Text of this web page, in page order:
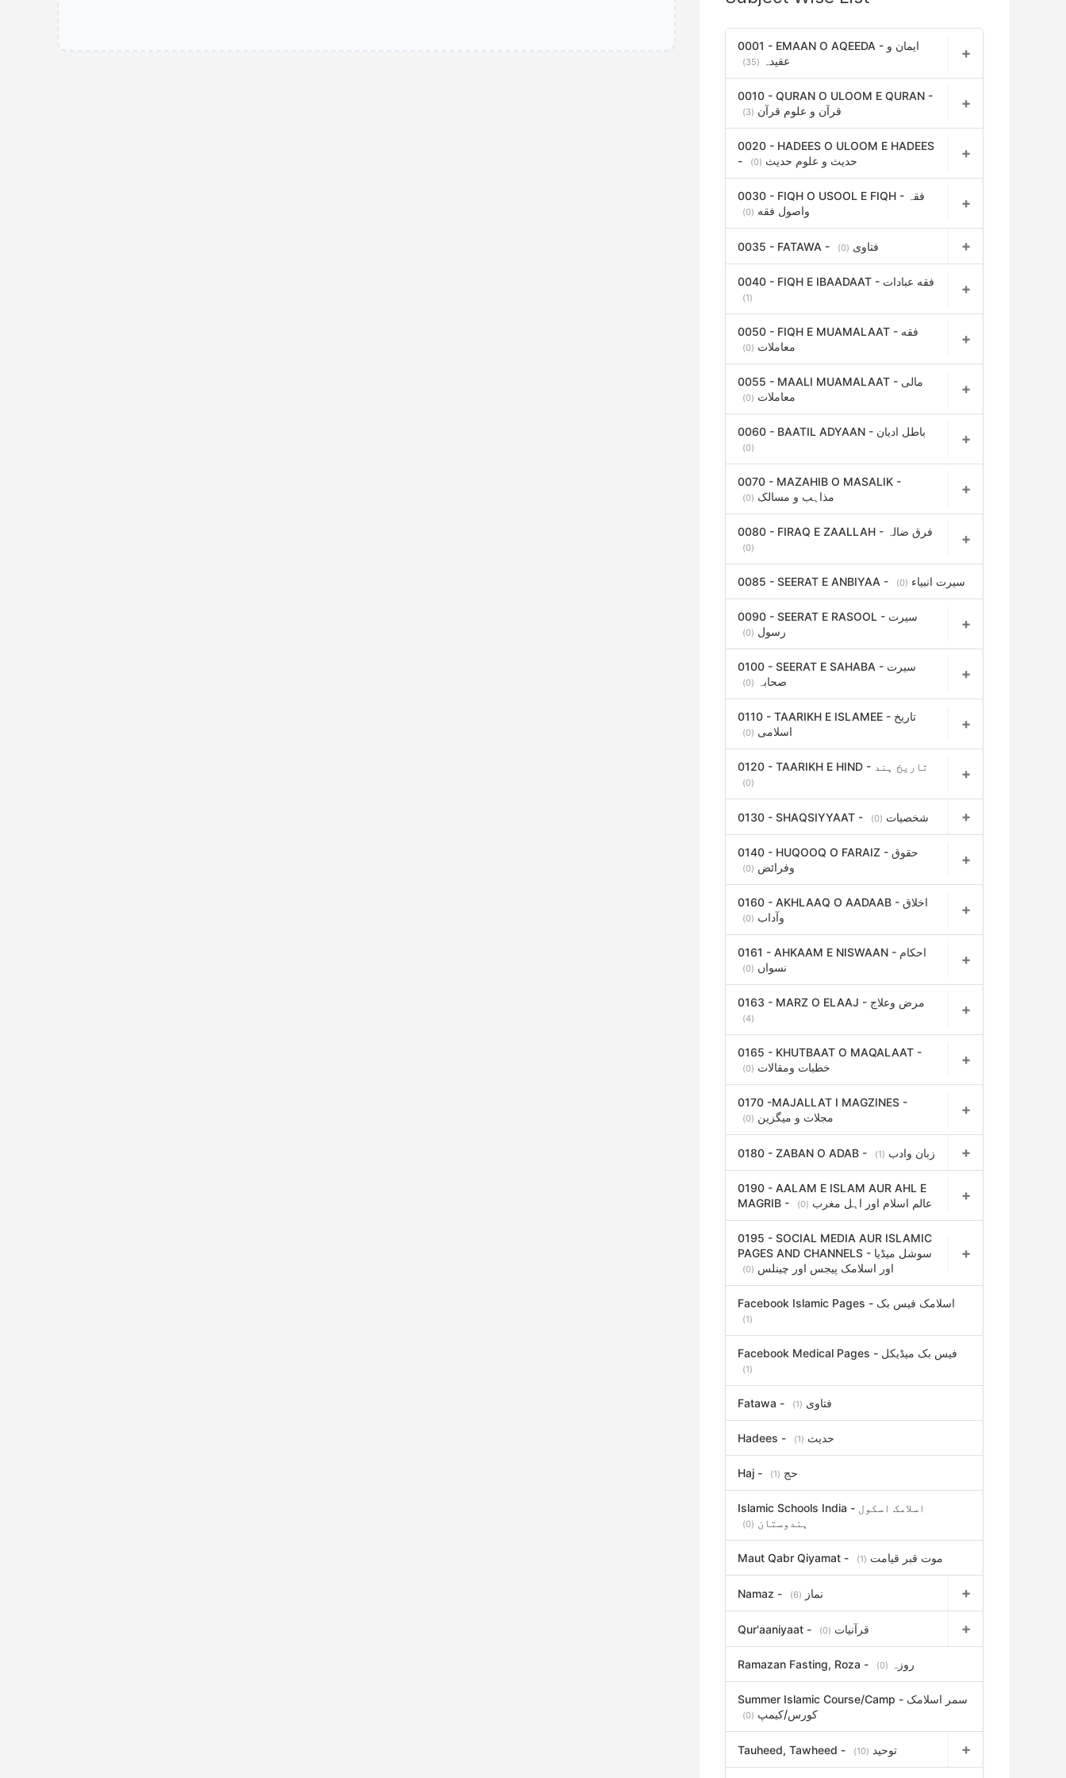
0001 - EMAAN O AQEEDA - ایمان و
عقیدہ
(35)
0010 - QURAN O ULOOM E QURAN -
قرآن و علوم قرآن (3)
0020 - HADEES O ULOOM E HADEES
- حدیث و علوم حدیث (0)
0030 - FIQH O USOOL E FIQH - فقہ
واصول فقه (0)
0035 - FATAWA - فتاوی (0)
0040 - FIQH E IBAADAAT - فقه عبادات
(1)
0050 - FIQH E MUAMALAAT - فقه
معاملات (0)
0055 - MAALI MUAMALAAT - مالی
معاملات (0)
0060 - BAATIL ADYAAN - باطل ادیان
(0)
0070 - MAZAHIB O MASALIK -
مذاہب و مسالک (0)
0080 - FIRAQ E ZAALLAH - فرق ضالہ
(0)
0085 - SEERAT E ANBIYAA - سیرت انبیاء (0)
0090 - SEERAT E RASOOL - سیرت
رسول (0)
0100 - SEERAT E SAHABA - سیرت
صحابہ
(0)
0110 - TAARIKH E ISLAMEE - تاریخ
اسلامی (0)
0120 - TAARIKH E HIND - تاریخ ہند
(0)
0130 - SHAQSIYYAAT - شخصیات (0)
0140 - HUQOOQ O FARAIZ - حقوق
وفرائض (0)
0160 - AKHLAAQ O AADAAB - اخلاق
وآداب (0)
0161 - AHKAAM E NISWAAN - احکام
نسواں (0)
0163 - MARZ O ELAAJ - مرض وعلاج
(4)
0165 - KHUTBAAT O MAQALAAT -
خطبات ومقالات (0)
0170 -MAJALLAT I MAGZINES -
مجلات و میگزین (0)
0180 - ZABAN O ADAB - زبان وادب (1)
0190 - AALAM E ISLAM AUR AHL E
MAGRIB - عالم اسلام اور اہل مغرب (0)
0195 - SOCIAL MEDIA AUR ISLAMIC
PAGES AND CHANNELS - سوشل میڈیا
اور اسلامک پیجس اور چینلس (0)
Facebook Islamic Pages - اسلامک فیس بک
(1)
Facebook Medical Pages - فیس بک میڈیکل
(1)
Fatawa - فتاوی (1)
Hadees - حدیث (1)
Haj - حج (1)
Islamic Schools India - اسلامک اسکول
ہندوستان (0)
Maut Qabr Qiyamat - موت قبر قیامت (1)
Namaz - نماز (6)
Qur'aaniyaat - قرآنیات (0)
Ramazan Fasting, Roza - روزہ (0)
Summer Islamic Course/Camp - سمر اسلامک
کورس/کیمپ (0)
Tauheed, Tawheed - توحید (10)